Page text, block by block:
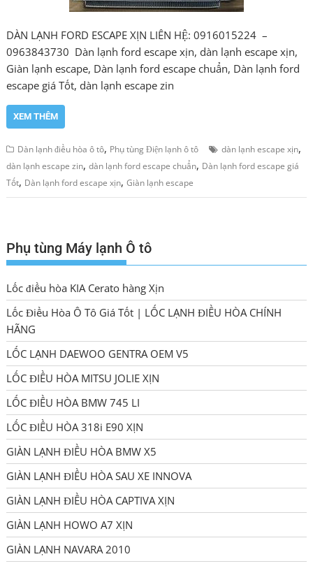
DÀN LẠNH FORD ESCAPE XỊN LIÊN HỆ: 0916015224 –
0963843730 Dàn lạnh ford escape xịn, dàn lạnh escape xịn,
Giàn lạnh escape, Dàn lạnh ford escape chuẩn, Dàn lạnh ford
escape giá Tốt, dàn lạnh escape zin
XEM THÊM
Dàn lạnh điều hòa ô tô, Phụ tùng Điện lạnh ô tô dàn lạnh escape xịn,
dàn lạnh escape zin,dàn lạnh ford escape chuẩn, Dàn lạnh ford escape giá
Tốt, Dàn lạnh ford escape xịn,Giàn lạnh escape
Phụ tùng Máy lạnh Ô tô
Lốc điều hòa KIA Cerato hàng Xịn
Lốc Điều Hòa Ô Tô Giá Tốt | LỐC LẠNH ĐIỀU HÒA CHÍNH
HÃNG
LỐC LẠNH DAEWOO GENTRA OEM V5
LỐC ĐIỀU HÒA MITSU JOLIE XỊN
LỐC ĐIỀU HÒA BMW 745 LI
LỐC ĐIỀU HÒA 318i E90 XỊN
GIÀN LẠNH ĐIỀU HÒA BMW X5
GIÀN LẠNH ĐIỀU HÒA SAU XE INNOVA
GIÀN LẠNH ĐIỀU HÒA CAPTIVA XỊN
GIÀN LẠNH HOWO A7 XỊN
GIÀN LẠNH NAVARA 2010